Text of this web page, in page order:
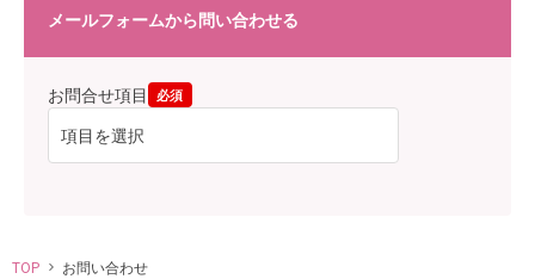
メールフォームから問い合わせる
お問合せ項目 必須
TOP お問い合わせ